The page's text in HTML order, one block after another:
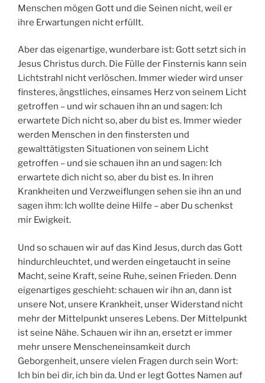
Menschen mögen Gott und die Seinen nicht, weil er
ihre Erwartungen nicht erfüllt.
Aber das eigenartige, wunderbare ist: Gott setzt sich in
Jesus Christus durch. Die Fülle der Finsternis kann sein
Lichtstrahl nicht verlöschen. Immer wieder wird unser
finsteres, ängstliches, einsames Herz von seinem Licht
getroffen – und wir schauen ihn an und sagen: Ich
erwartete Dich nicht so, aber du bist es. Immer wieder
werden Menschen in den finstersten und
gewalttätigsten Situationen von seinem Licht
getroffen – und sie schauen ihn an und sagen: Ich
erwartete dich nicht so, aber du bist es. In ihren
Krankheiten und Verzweiflungen sehen sie ihn an und
sagen ihm: Ich wollte deine Hilfe – aber Du schenkst
mir Ewigkeit.
Und so schauen wir auf das Kind Jesus, durch das Gott
hindurchleuchtet, und werden eingetaucht in seine
Macht, seine Kraft, seine Ruhe, seinen Frieden. Denn
eigenartiges geschieht: schauen wir ihn an, dann ist
unsere Not, unsere Krankheit, unser Widerstand nicht
mehr der Mittelpunkt unseres Lebens. Der Mittelpunkt
ist seine Nähe. Schauen wir ihn an, ersetzt er immer
mehr unsere Menscheneinsamkeit durch
Geborgenheit, unsere vielen Fragen durch sein Wort:
Ich bin bei dir, ich bin da. Und er legt Gottes Namen auf